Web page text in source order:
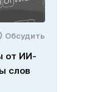
Обсудить
от ИИ-
слов